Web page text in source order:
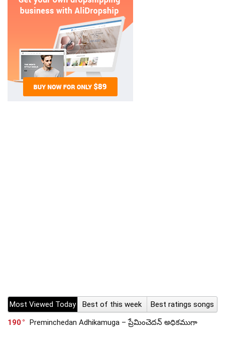
Most Viewed Today Best of this week
Best ratings songs
190
Preminchedan Adhikamuga – ప్రేమించెదన్ అధికముగా